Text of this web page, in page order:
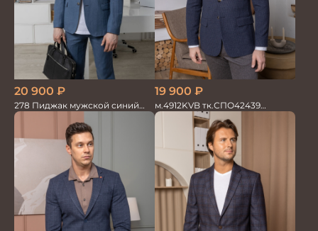
20 900 ₽
278 Пиджак мужской синий
лен
19 900 ₽
м.4912KVB тк.СПО42439
Пиджак мужской